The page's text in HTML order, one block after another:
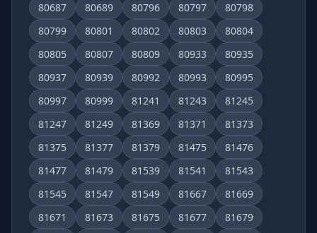
80687
80689 80796 80797
80798
80799
80801 80802 80803
80804
80805
80807 80809 80933
80935
80937
80939 80992 80993
80995
80997
80999 81241 81243
81245
81247
81249 81369 81371
81373
81375
81377 81379 81475
81476
81477
81479 81539 81541
81543
81545
81547 81549 81667
81669
81671
81673 81675 81677
81679